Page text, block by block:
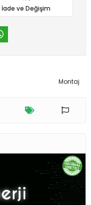
İade ve Değişim
Montaj